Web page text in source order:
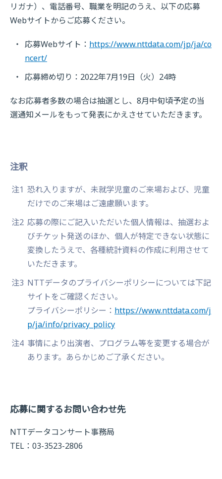
リガナ）、電話番号、職業を明記のうえ、以下の応募
Webサイトからご応募ください。
応募Webサイト： https://www.nttdata.com/jp/ja/co
ncert/
応募締め切り：2022年7月19日（火）24時
なお応募者多数の場合は抽選とし、8月中旬頃予定の当
選通知メールをもって発表にかえさせていただきます。
注釈
注1 恐れ入りますが、未就学児童のご来場および、児童
だけでのご来場はご遠慮願います。
注2 応募の際にご記入いただいた個人情報は、抽選およ
びチケット発送のほか、個人が特定できない状態に
変換したうえで、各種統計資料の作成に利用させて
いただきます。
注3 NTTデータのプライバシーポリシーについては下記
サイトをご確認ください。
プライバシーポリシー： https://www.nttdata.com/j
p/ja/info/privacy_policy
注4 事情により出演者、プログラム等を変更する場合が
あります。あらかじめご了承ください。
応募に関するお問い合わせ先
NTTデータコンサート事務局
TEL：03-3523-2806